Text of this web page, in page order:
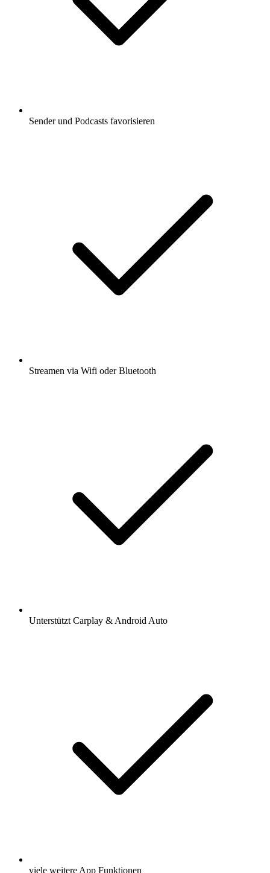
Sender und Podcasts favorisieren
Streamen via Wifi oder Bluetooth
Unterstützt Carplay & Android Auto
viele weitere App Funktionen